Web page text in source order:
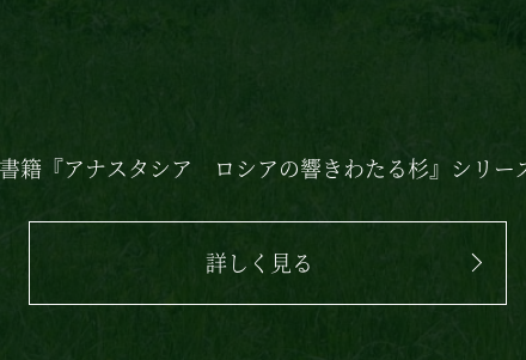
書籍 『アナスタシア ロシアの響きわたる杉』シリー
詳しく見る